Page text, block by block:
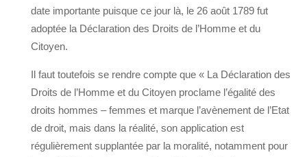
date importante puisque ce jour là, le 26 août 1789 fut
adoptée la Déclaration des Droits de l’Homme et du
Citoyen.
Il faut toutefois se rendre compte que « La Déclaration des
Droits de l’Homme et du Citoyen proclame l’égalité des
droits hommes – femmes et marque l’avènement de l’Etat
de droit, mais dans la réalité, son application est
régulièrement supplantée par la moralité, notamment pour